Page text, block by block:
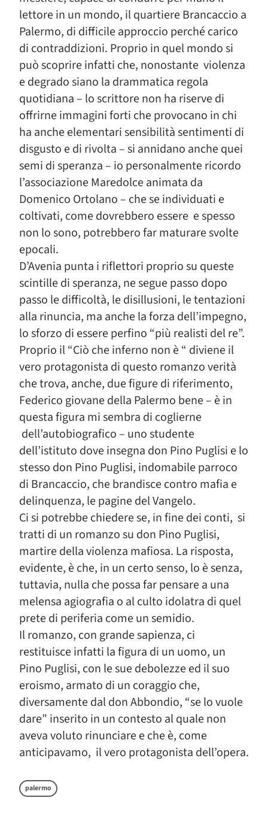
lettore in un mondo, il quartiere Brancaccio a
Palermo, di difficile approccio perché carico
di contraddizioni. Proprio in quel mondo si
può scoprire infatti che, nonostante violenza
e degrado siano la drammatica regola
quotidiana – lo scrittore non ha riserve di
offrirne immagini forti che provocano in chi
ha anche elementari sensibilità sentimenti di
disgusto e di rivolta – si annidano anche quei
semi di speranza – io personalmente ricordo
l’associazione Maredolce animata da
Domenico Ortolano – che se individuati e
coltivati, come dovrebbero essere e spesso
non lo sono, potrebbero far maturare svolte
epocali.
D’Avenia punta i riflettori proprio su queste
scintille di speranza, ne segue passo dopo
passo le difficoltà, le disillusioni, le tentazioni
alla rinuncia, ma anche la forza dell’impegno,
lo sforzo di essere perfino “più realisti del re”.
Proprio il “Ciò che inferno non è “ diviene il
vero protagonista di questo romanzo verità
che trova, anche, due figure di riferimento,
Federico giovane della Palermo bene – è in
questa figura mi sembra di coglierne
dell’autobiografico – uno studente
dell’istituto dove insegna don Pino Puglisi e lo
stesso don Pino Puglisi, indomabile parroco
di Brancaccio, che brandisce contro mafia e
delinquenza, le pagine del Vangelo.
Ci si potrebbe chiedere se, in fine dei conti, si
tratti di un romanzo su don Pino Puglisi,
martire della violenza mafiosa. La risposta,
evidente, è che, in un certo senso, lo è senza,
tuttavia, nulla che possa far pensare a una
melensa agiografia o al culto idolatra di quel
prete di periferia come un semidio.
Il romanzo, con grande sapienza, ci
restituisce infatti la figura di un uomo, un
Pino Puglisi, con le sue debolezze ed il suo
eroismo, armato di un coraggio che,
diversamente dal don Abbondio, “se lo vuole
dare” inserito in un contesto al quale non
aveva voluto rinunciare e che è, come
anticipavamo, il vero protagonista dell’opera.
palermo